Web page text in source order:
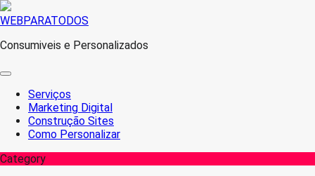
Skip
content
WEBPARATODOS
Consumiveis e Personalizados
Serviços
Marketing Digital
Construção Sites
Como Personalizar
Category